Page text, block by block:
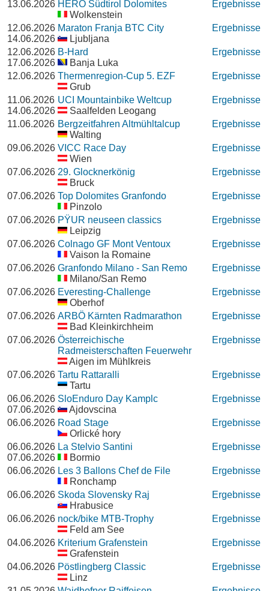
13.06.2026 HERO Südtirol Dolomites
Wolkenstein
Ergebnisse
12.06.2026
14.06.2026
Maraton Franja BTC City
Ljubljana
Ergebnisse
12.06.2026
17.06.2026
B-Hard
Banja Luka
Ergebnisse
12.06.2026 Thermenregion-Cup 5. EZF
Grub
Ergebnisse
11.06.2026
14.06.2026
UCI Mountainbike Weltcup
Saalfelden Leogang
Ergebnisse
11.06.2026 Bergzeitfahren Altmühltalcup
Walting
Ergebnisse
09.06.2026 VICC Race Day
Wien
Ergebnisse
07.06.2026 29. Glocknerkönig
Bruck
Ergebnisse
07.06.2026 Top Dolomites Granfondo
Pinzolo
Ergebnisse
07.06.2026 PŸUR neuseen classics
Leipzig
Ergebnisse
07.06.2026 Colnago GF Mont Ventoux
Vaison la Romaine
Ergebnisse
07.06.2026 Granfondo Milano - San Remo
Milano/San Remo
Ergebnisse
07.06.2026 Everesting-Challenge
Oberhof
Ergebnisse
07.06.2026 ARBÖ Kärnten Radmarathon
Bad Kleinkirchheim
Ergebnisse
07.06.2026 Österreichische
Radmeisterschaften Feuerwehr
Aigen im Mühlkreis
Ergebnisse
07.06.2026 Tartu Rattaralli
Tartu
Ergebnisse
06.06.2026
07.06.2026
SloEnduro Day Kamplc
Ajdovscina
Ergebnisse
06.06.2026 Road Stage
Orlické hory
Ergebnisse
06.06.2026
07.06.2026
La Stelvio Santini
Bormio
Ergebnisse
06.06.2026 Les 3 Ballons Chef de File
Ronchamp
Ergebnisse
06.06.2026 Skoda Slovensky Raj
Hrabusice
Ergebnisse
06.06.2026 nock/bike MTB-Trophy
Feld am See
Ergebnisse
04.06.2026 Kriterium Grafenstein
Grafenstein
Ergebnisse
04.06.2026 Pöstlingberg Classic
Linz
Ergebnisse